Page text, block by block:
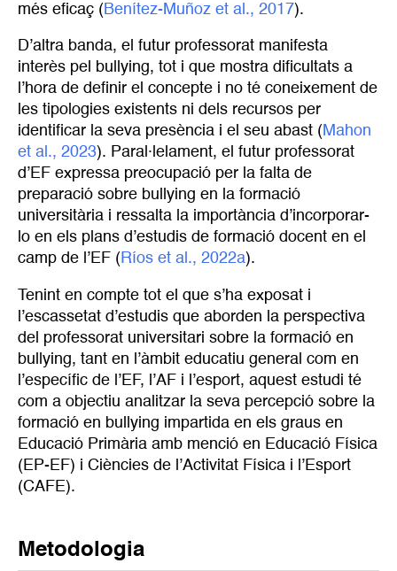
més eficaç ( Benítez-Muñoz et al., 2017).
D’altra banda, el futur professorat manifesta
interès pel bullying, tot i que mostra dificultats a
l’hora de definir el concepte i no té coneixement de
les tipologies existents ni dels recursos per
identificar la seva presència i el seu abast ( Mahon
et al., 2023). Paral·lelament, el futur professorat
d’EF expressa preocupació per la falta de
preparació sobre bullying en la formació
universitària i ressalta la importància d’incorporar-
lo en els plans d’estudis de formació docent en el
camp de l’EF ( Ríos et al., 2022a).
Tenint en compte tot el que s’ha exposat i
l’escassetat d’estudis que aborden la perspectiva
del professorat universitari sobre la formació en
bullying, tant en l’àmbit educatiu general com en
l’específic de l’EF, l’AF i l’esport, aquest estudi té
com a objectiu analitzar la seva percepció sobre la
formació en bullying impartida en els graus en
Educació Primària amb menció en Educació Física
(EP-EF) i Ciències de l’Activitat Física i l’Esport
(CAFE).
Metodologia